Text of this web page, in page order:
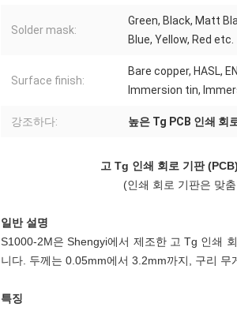
Solder mask:
Green, Black, Matt
Blue, Yellow, Red etc.
Surface finish:
Bare copper, HASL,
Immersion tin,
강조하다: 높은 Tg PCB 인쇄 회
고 Tg 인쇄 회로 기판 (PCB)
(인쇄 회로 기판은 맞
일반 설명
S1000-2M은 Shengyi에서 제조한 고 Tg 인쇄
니다. 두께는 0.05mm에서 3.2mm까지, 구리
특징